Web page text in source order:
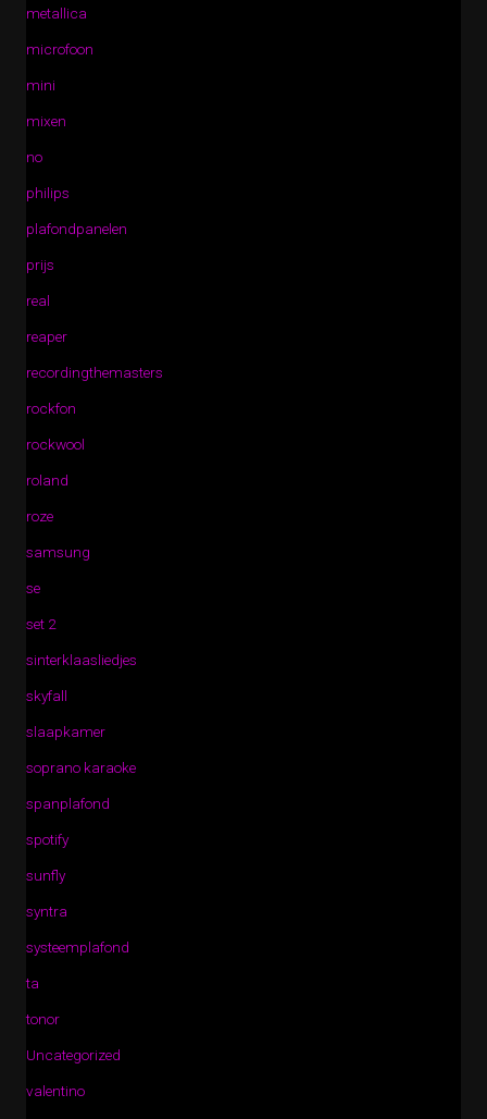
metallica
microfoon
mini
mixen
no
philips
plafondpanelen
prijs
real
reaper
recordingthemasters
rockfon
rockwool
roland
roze
samsung
se
set 2
sinterklaasliedjes
skyfall
slaapkamer
soprano karaoke
spanplafond
spotify
sunfly
syntra
systeemplafond
ta
tonor
Uncategorized
valentino